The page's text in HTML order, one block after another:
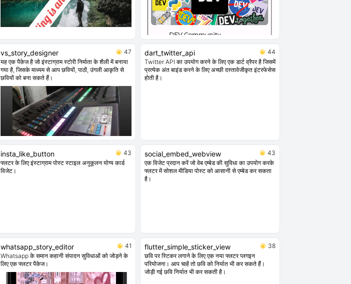
vs_story_designer
47
यह एक पैकेज है जो इंस्टाग्राम स्टोरी निर्माता के शैली में बनाया
गया है, जिसके माध्यम से आप छवियों, पाठों, उंगली आकृति से
छवियों को बना सकते हैं।
dart_twitter_api
44
Twitter API का उपयोग करने के लिए एक डार्ट व्रैपर है जिसमें
प्रत्येक अंत बाइंड करने के लिए अच्छी दस्तावेजीकृत इंटरफेसेस
होती है।
insta_like_button
43
फ्लटर के लिए इंस्टाग्राम पोस्ट स्टाइल अनुकूलन योग्य कार्ड
विजेट।
social_embed_webview
43
एक विजेट प्रदान करें जो वेब एम्बेड की सुविधा का उपयोग करके
फ्लटर में सोशल मीडिया पोस्ट को आसानी से एम्बेड कर सकता
है।
whatsapp_story_editor
41
Whatsapp के समान कहानी संपादन सुविधाओं को जोड़ने के
लिए एक फ्लटर पैकेज।
flutter_simple_sticker_view
38
छवि पर स्टिकर लगाने के लिए एक नया फ्लटर प्लगइन
परियोजना। आप चाहें तो छवि को निर्यात भी कर सकते हैं।
जोड़ी गई छवि निर्यात भी कर सकती है।